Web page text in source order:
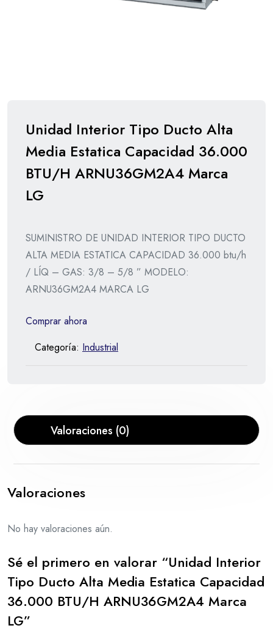
Unidad Interior Tipo Ducto Alta
Media Estatica Capacidad 36.000
BTU/H ARNU36GM2A4 Marca
LG
SUMINISTRO DE UNIDAD INTERIOR TIPO DUCTO
ALTA MEDIA ESTATICA CAPACIDAD 36.000 btu/h
/ LÍQ – GAS: 3/8 – 5/8 ” MODELO:
ARNU36GM2A4 MARCA LG
Comprar ahora
Categoría: Industrial
Valoraciones (0)
Valoraciones
No hay valoraciones aún.
Sé el primero en valorar “Unidad Interior
Tipo Ducto Alta Media Estatica Capacidad
36.000 BTU/H ARNU36GM2A4 Marca
LG”